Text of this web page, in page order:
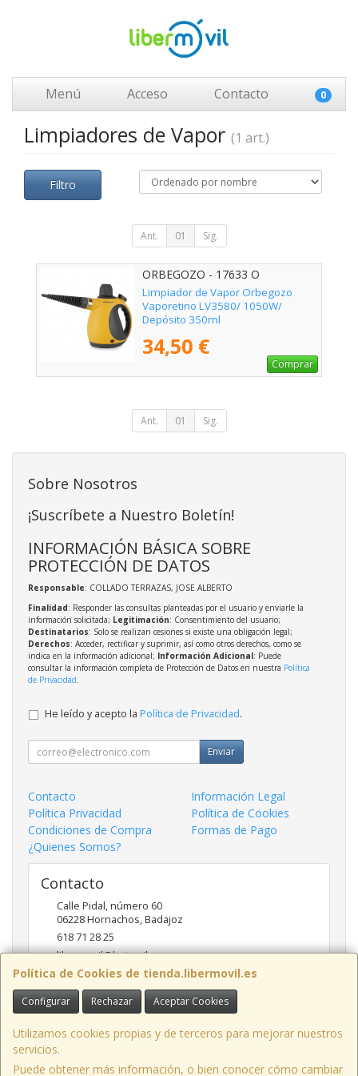
Menú Acceso Contacto 0
Limpiadores de Vapor (1 art.)
Filtro
Ant. 01 Sig.
ORBEGOZO - 17633 O
Limpiador de Vapor Orbegozo
Vaporetino LV3580/ 1050W/
Depósito 350ml
34,50 €
Comprar
Ant. 01 Sig.
Política de Cookies de tienda.libermovil.es
Configurar Rechazar Aceptar Cookies
Utilizamos cookies propias y de terceros para mejorar nuestros
servicios.
Puede obtener más información, o bien conocer cómo cambiar
Sobre Nosotros
¡Suscríbete a Nuestro Boletín!
INFORMACIÓN BÁSICA SOBRE
PROTECCIÓN DE DATOS
Responsable: COLLADO TERRAZAS, JOSE ALBERTO
Finalidad: Responder las consultas planteadas por el usuario y enviarle la
información solicitada; Legitimación: Consentimiento del usuario;
Destinatarios: Solo se realizan cesiones si existe una obligación legal;
Derechos: Acceder, rectificar y suprimir, así como otros derechos, como se
indica en la información adicional; Información Adicional: Puede
consultar la información completa de Protección de Datos en nuestra Política
de Privacidad.
He leído y acepto la Política de Privacidad.
Enviar
Contacto
Información Legal
Política Privacidad
Política de Cookies
Condiciones de Compra
Formas de Pago
¿Quienes Somos?
Contacto
Calle Pidal, número 60
06228Hornachos,Badajoz
618 71 28 25
libermovil@hotmail.com
Horario
De Lunes a Viernes 10:00 a 14:00 - 17;30 a 20;30